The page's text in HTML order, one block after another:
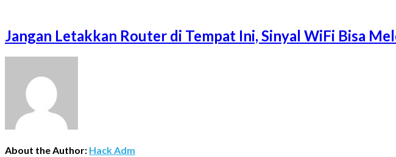
Jangan Letakkan Router di Tempat Ini, Sinyal WiFi Bisa
About the Author: Hack Adm